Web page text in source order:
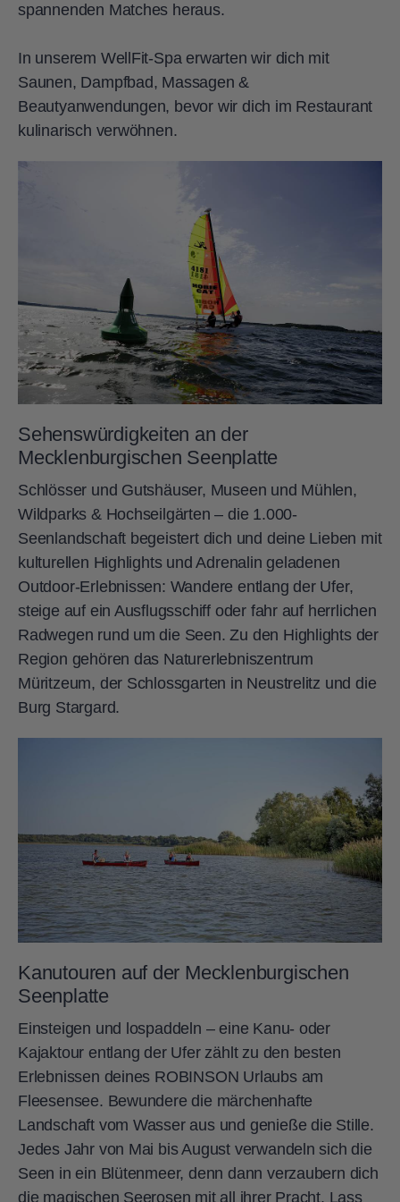
spannenden Matches heraus.
In unserem WellFit-Spa erwarten wir dich mit
Saunen, Dampfbad, Massagen &
Beautyanwendungen, bevor wir dich im Restaurant
kulinarisch verwöhnen.
Sehenswürdigkeiten an der
Mecklenburgischen Seenplatte
Schlösser und Gutshäuser, Museen und Mühlen,
Wildparks & Hochseilgärten – die 1.000-
Seenlandschaft begeistert dich und deine Lieben mit
kulturellen Highlights und Adrenalin geladenen
Outdoor-Erlebnissen: Wandere entlang der Ufer,
steige auf ein Ausflugsschiff oder fahr auf herrlichen
Radwegen rund um die Seen. Zu den Highlights der
Region gehören das Naturerlebniszentrum
Müritzeum, der Schlossgarten in Neustrelitz und die
Burg Stargard.
Kanutouren auf der Mecklenburgischen
Seenplatte
Einsteigen und lospaddeln – eine Kanu- oder
Kajaktour entlang der Ufer zählt zu den besten
Erlebnissen deines ROBINSON Urlaubs am
Fleesensee. Bewundere die märchenhafte
Landschaft vom Wasser aus und genieße die Stille.
Jedes Jahr von Mai bis August verwandeln sich die
Seen in ein Blütenmeer, denn dann verzaubern dich
die magischen Seerosen mit all ihrer Pracht. Lass